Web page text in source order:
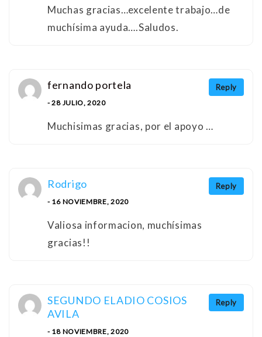
Muchas gracias…excelente trabajo…de
muchísima ayuda….Saludos.
Reply
fernando portela
- 28 JULIO, 2020
Muchisimas gracias, por el apoyo …
Reply
Rodrigo
- 16 NOVIEMBRE, 2020
Valiosa informacion, muchísimas
gracias!!
Reply
SEGUNDO ELADIO COSIOS
AVILA
- 18 NOVIEMBRE, 2020